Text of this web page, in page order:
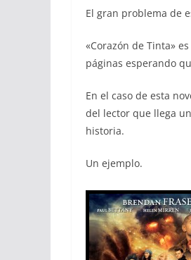
El gran problema de
«Corazón de Tinta»
páginas esperando
En el caso de esta
del lector que llega
historia.
Un ejemplo.